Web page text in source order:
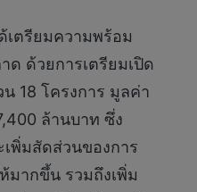
เตรียมความพร้อม
ด้วยการเตรียมเปิด
18 โครงการ มูลค่า
ล้านบาท ซึ่ง
เพิ่มสัดส่วนของการ
มากขึ้น รวมถึงเพิ่ม